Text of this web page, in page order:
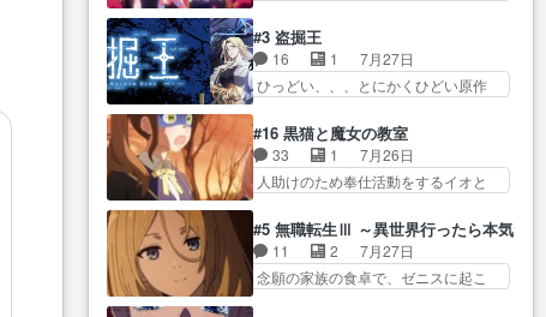
うとする姿も冬月… 3話までは主
人公がどうでもいいことでず
っ… 花火購入に浅草へ…行き当
たりばったり訪問…
手… 蘇生魔法ヤバイけどミミい
なかったら詰んで… アニメオタ
クあるある：作中に花が登場す
した！アリとセイ… ごめん、そ
ういう話がしたい作品じゃない
の… 第４話感想：その口止め効
果あるかな？ミミ…
大好きな１００人の彼女… 100カ
ノ版ラブライブ！？こういうのは
人… 俺、みんなのレッスン動画
をDVDが焼きき… アナウンス役
ア… 恋太郎ファミリーがガチで
アイドルに挑戦！… ギャグギャ
グしくもド直球で泣ける回来た
Girlfrien… 『アイドル伝説恋太郎
ファミリー』にて「ア… 安木路
佐ウル子役で出演いたしましたクォ
リ…
#3 盗掘王
16 1
7月27日
ひっどい、、、とにかくひどい原作
ることもあるのか結構面… 久野
美咲さんと言えば幼女！アイマスの
市原… 遼河は目的の為には人命
も軽視するタイプの… 4つのスキ
河… 村正はそんなおどろおどろ
しいエピソードあ… 気持ちよく
しようとしてるのはわかるけど。
#16 黒猫と魔女の教室
33 1
7月26日
人助けのため奉仕活動をするイオと
だけど、カストルが更に… イオ
とカストルの共通点は、魔法の制御
が出… 椋鳥の大群て…住民から
迷惑がられてない？… キングコ
#5 無職転生Ⅲ ～異世界行ったら本気だ
11 2
7月27日
念願の家族の食卓で、ゼニスに起こ